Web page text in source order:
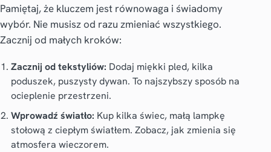
Pamiętaj, że kluczem jest równowaga i świadomy
wybór. Nie musisz od razu zmieniać wszystkiego.
Zacznij od małych kroków:
Zacznij od tekstyliów: Dodaj miękki pled, kilka
poduszek, puszysty dywan. To najszybszy sposób na
ocieplenie przestrzeni.
Wprowadź światło: Kup kilka świec, małą lampkę
stołową z ciepłym światłem. Zobacz, jak zmienia się
atmosfera wieczorem.